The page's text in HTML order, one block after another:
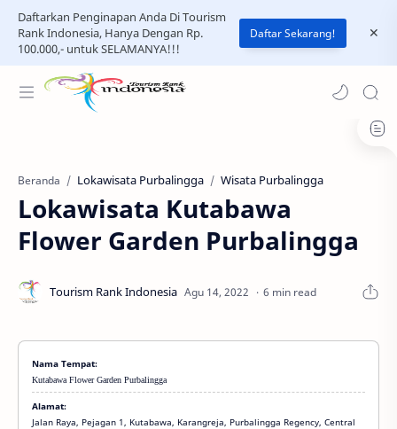
Daftarkan Penginapan Anda Di Tourism
Rank Indonesia, Hanya Dengan Rp.
100.000,- untuk SELAMANYA!!!
Daftar Sekarang!
Beranda Lokawisata Purbalingga Wisata Purbalingga
Lokawisata Kutabawa
Flower Garden Purbalingga
6 min read
Nama Tempat:
Kutabawa Flower Garden Purbalingga
Alamat:
Jalan Raya, Pejagan 1, Kutabawa, Karangreja, Purbalingga Regency, Central